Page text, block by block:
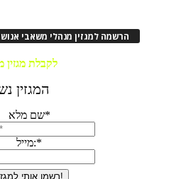
הרשמה למגזין מנהלי משאבי אנוש